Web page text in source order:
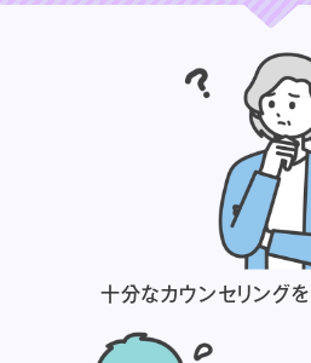
十分なカウンセリングを